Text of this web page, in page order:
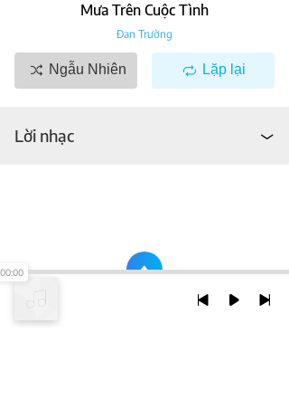
Mưa Trên Cuộc Tình
Đan Trường
Ngẫu Nhiên Lặp lại
Lời nhạc
00:00